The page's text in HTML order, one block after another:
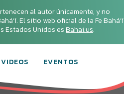
al autor únicamente, y no
El sitio web oficial de la Fe Bahá‘í
Estados Unidos esBahai.us.
VIDEOS EVENTOS